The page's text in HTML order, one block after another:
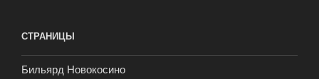
СТРАНИЦЫ
Бильярд Новокосино